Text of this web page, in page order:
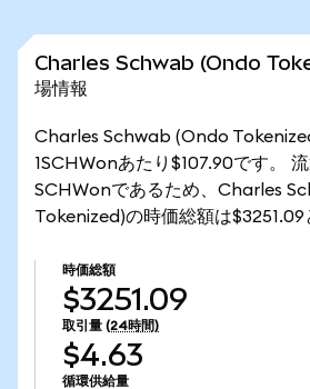
Charles Schwab (Ondo
場情報
Charles Schwab (Ondo
1SCHWonあたり$107.90です。
SCHWonであるため、Charles
Tokenized)の時価総額は$3251.09
時価総額
$3251.09
取引量 (24時間)
$4.63
循環供給量